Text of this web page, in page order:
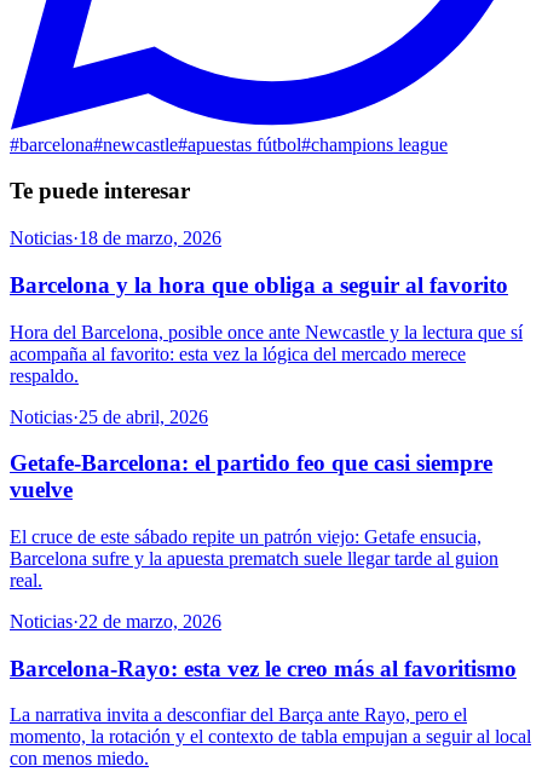
#barcelona#newcastle#apuestas fútbol#champions league
Te puede interesar
Noticias·18 de marzo, 2026
Barcelona y la hora que obliga a seguir al favorito
Hora del Barcelona, posible once ante Newcastle y la lectura que sí
acompaña al favorito: esta vez la lógica del mercado merece
respaldo.
Noticias·25 de abril, 2026
Getafe-Barcelona: el partido feo que casi siempre
vuelve
El cruce de este sábado repite un patrón viejo: Getafe ensucia,
Barcelona sufre y la apuesta prematch suele llegar tarde al guion
real.
Noticias·22 de marzo, 2026
Barcelona-Rayo: esta vez le creo más al favoritismo
La narrativa invita a desconfiar del Barça ante Rayo, pero el
momento, la rotación y el contexto de tabla empujan a seguir al local
con menos miedo.